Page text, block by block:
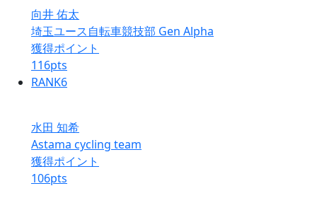
向井 佑太
埼玉ユース自転車競技部 Gen Alpha
獲得ポイント
116pts
RANK6
水田 知希
Astama cycling team
獲得ポイント
106pts